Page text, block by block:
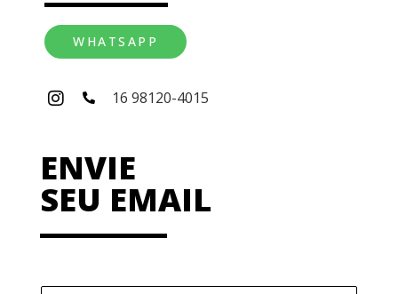
WHATSAPP
16 98120-4015
ENVIE
SEU EMAIL